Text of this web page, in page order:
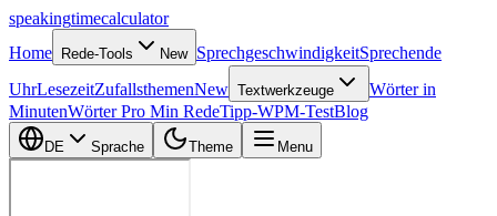
speakingtimecalculator
Home
Rede-Tools New SprechgeschwindigkeitSprechende
UhrLesezeitZufallsthemenNew Textwerkzeuge
Wörter in
MinutenWörter Pro Min RedeTipp-WPM-TestBlog
DE Sprache Theme Menu